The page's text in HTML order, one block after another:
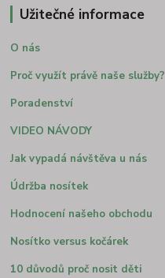
Užitečné informace
O nás
Proč využít právě naše služby?
Poradenství
VIDEO NÁVODY
Jak vypadá návštěva u nás
Údržba nosítek
Hodnocení našeho obchodu
Nosítko versus kočárek
10 důvodů proč nosit děti